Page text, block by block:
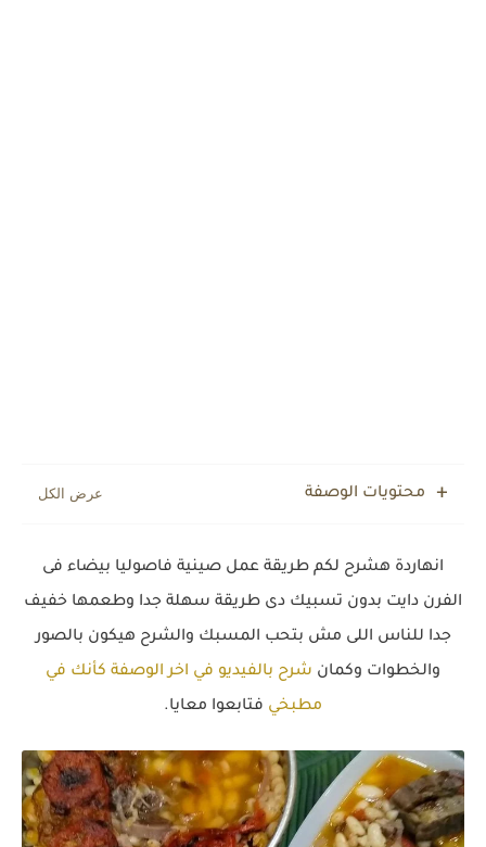
محتويات الوصفة
انهاردة هشرح لكم طريقة عمل صينية فاصوليا بيضاء فى
الفرن دايت بدون تسبيك دى طريقة سهلة جدا وطعمها خفيف
جدا للناس اللى مش بتحب المسبك والشرح هيكون بالصور
والخطوات وكمان شرح بالفيديو في اخر الوصفة كأنك في
مطبخي فتابعوا معايا.